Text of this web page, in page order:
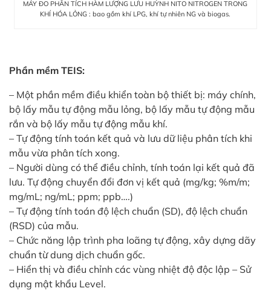
MÁY ĐO PHÂN TÍCH HÀM LƯỢNG LƯU HUỲNH NITO NITROGEN TRONG
KHÍ HÓA LỎNG : bao gồm khí LPG, khí tự nhiên NG và biogas.
Phần mềm TEIS:
– Một phần mềm điều khiển toàn bộ thiết bị: máy chính,
bộ lấy mẫu tự động mẫu lỏng, bộ lấy mẫu tự động mẫu
rắn và bộ lấy mẫu tự động mẫu khí.
– Tự động tính toán kết quả và lưu dữ liệu phân tích khi
mẫu vừa phân tích xong.
– Người dùng có thể điều chỉnh, tính toán lại kết quả đã
lưu. Tự động chuyển đổi đơn vị kết quả (mg/kg; %m/m;
mg/mL; ng/mL; ppm; ppb….)
– Tự động tính toán độ lệch chuẩn (SD), độ lệch chuẩn
(RSD) của mẫu.
– Chức năng lập trình pha loãng tự động, xây dựng dãy
chuẩn từ dung dịch chuẩn gốc.
– Hiển thị và điều chỉnh các vùng nhiệt độ độc lập – Sử
dụng mật khẩu Level.